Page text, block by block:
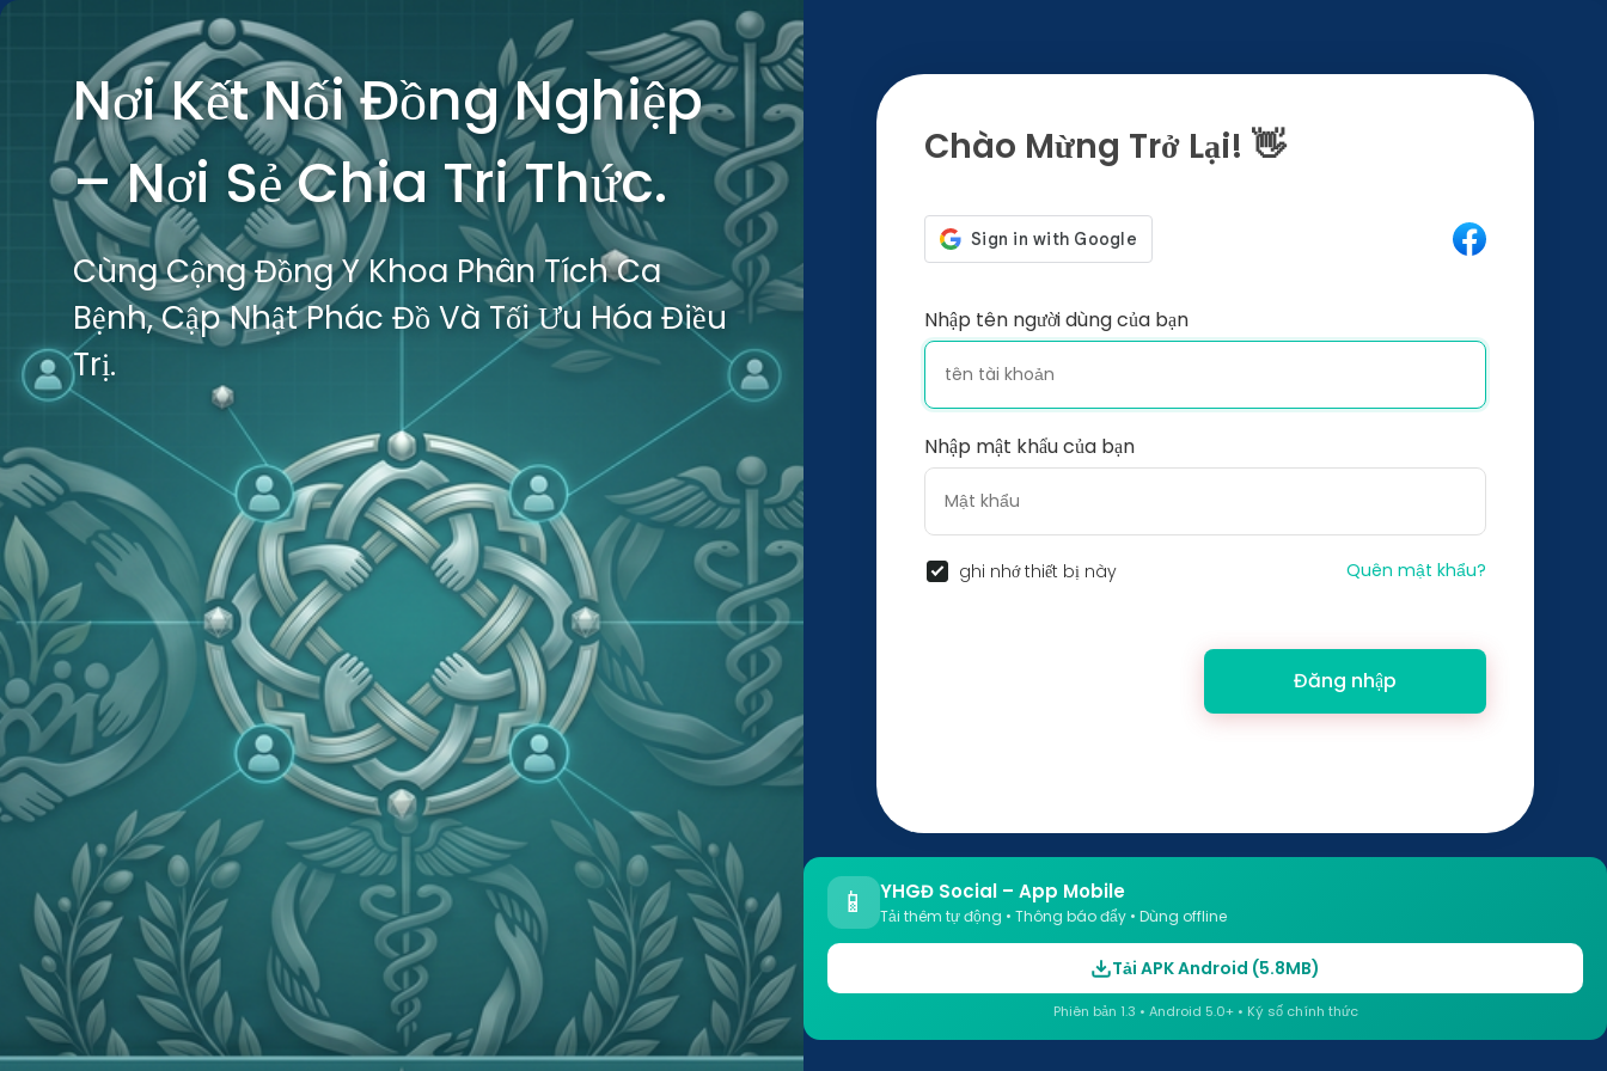
Nơi Kết Nối Đồng Nghiệp
– Nơi Sẻ Chia Tri Thức.
Cùng Cộng Đồng Y Khoa Phân Tích Ca
Bệnh, Cập Nhật Phác Đồ Và Tối Ưu Hóa Điều
Trị.
Chào Mừng Trở Lại! 👋
Nhập tên người dùng của bạn
Nhập mật khẩu của bạn
ghi nhớ thiết bị này Quên mật khẩu?
Đăng nhập
📱 YHGĐ Social – App Mobile
Tải thêm tự động • Thông báo đẩy • Dùng offline
Tải APK Android (5.8MB)
Phiên bản 1.3 • Android 5.0+ • Ký số chính thức